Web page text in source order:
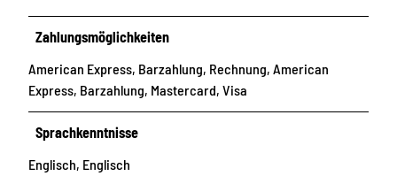
Zahlungsmöglichkeiten
American Express, Barzahlung, Rechnung, American
Express, Barzahlung, Mastercard, Visa
Sprachkenntnisse
Englisch, Englisch